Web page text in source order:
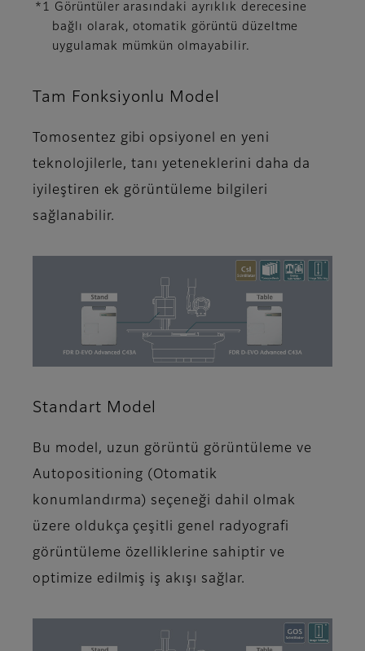
*1 Görüntüler arasındaki ayrıklık derecesine
bağlı olarak, otomatik görüntü düzeltme
uygulamak mümkün olmayabilir.
Tam Fonksiyonlu Model
Tomosentez gibi opsiyonel en yeni
teknolojilerle, tanı yeteneklerini daha da
iyileştiren ek görüntüleme bilgileri
sağlanabilir.
Standart Model
Bu model, uzun görüntü görüntüleme ve
Autopositioning (Otomatik
konumlandırma) seçeneği dahil olmak
üzere oldukça çeşitli genel radyografi
görüntüleme özelliklerine sahiptir ve
optimize edilmiş iş akışı sağlar.